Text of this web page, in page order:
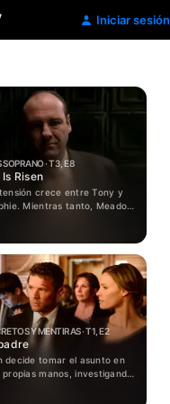
Iniciar sesión
SOPRANO · T3, E8
Is Risen
crece entre Tony y
Mientras tanto, Meadow
para ambos.
Y MENTIRAS · T1, E2
decide tomar el asunto en
propias manos, investigando